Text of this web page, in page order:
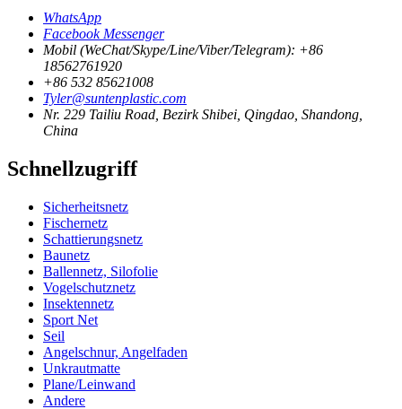
WhatsApp
Facebook Messenger
Mobil (WeChat/Skype/Line/Viber/Telegram): +86
18562761920
+86 532 85621008
Tyler@suntenplastic.com
Nr. 229 Tailiu Road, Bezirk Shibei, Qingdao, Shandong,
China
Schnellzugriff
Sicherheitsnetz
Fischernetz
Schattierungsnetz
Baunetz
Ballennetz, Silofolie
Vogelschutznetz
Insektennetz
Sport Net
Seil
Angelschnur, Angelfaden
Unkrautmatte
Plane/Leinwand
Andere